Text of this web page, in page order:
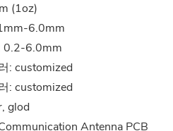
(1oz)
6.0mm
0.2-6.0mm
: customized
: customized
glod
Antenna PCB